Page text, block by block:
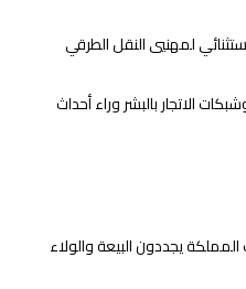
لمهنيي النقل الطرقي
الاتجار بالبشر وراء أحداث
يجددون البيعة والولاء